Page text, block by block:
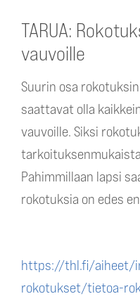
TARUA:
vauvoille
Suurin osa
saattavat olla
vauvoille. Siksi
Pahimmillaan lapsi
rokotuksia on edes
https://thl.fi/aiheet/
rokotukset/tietoa-